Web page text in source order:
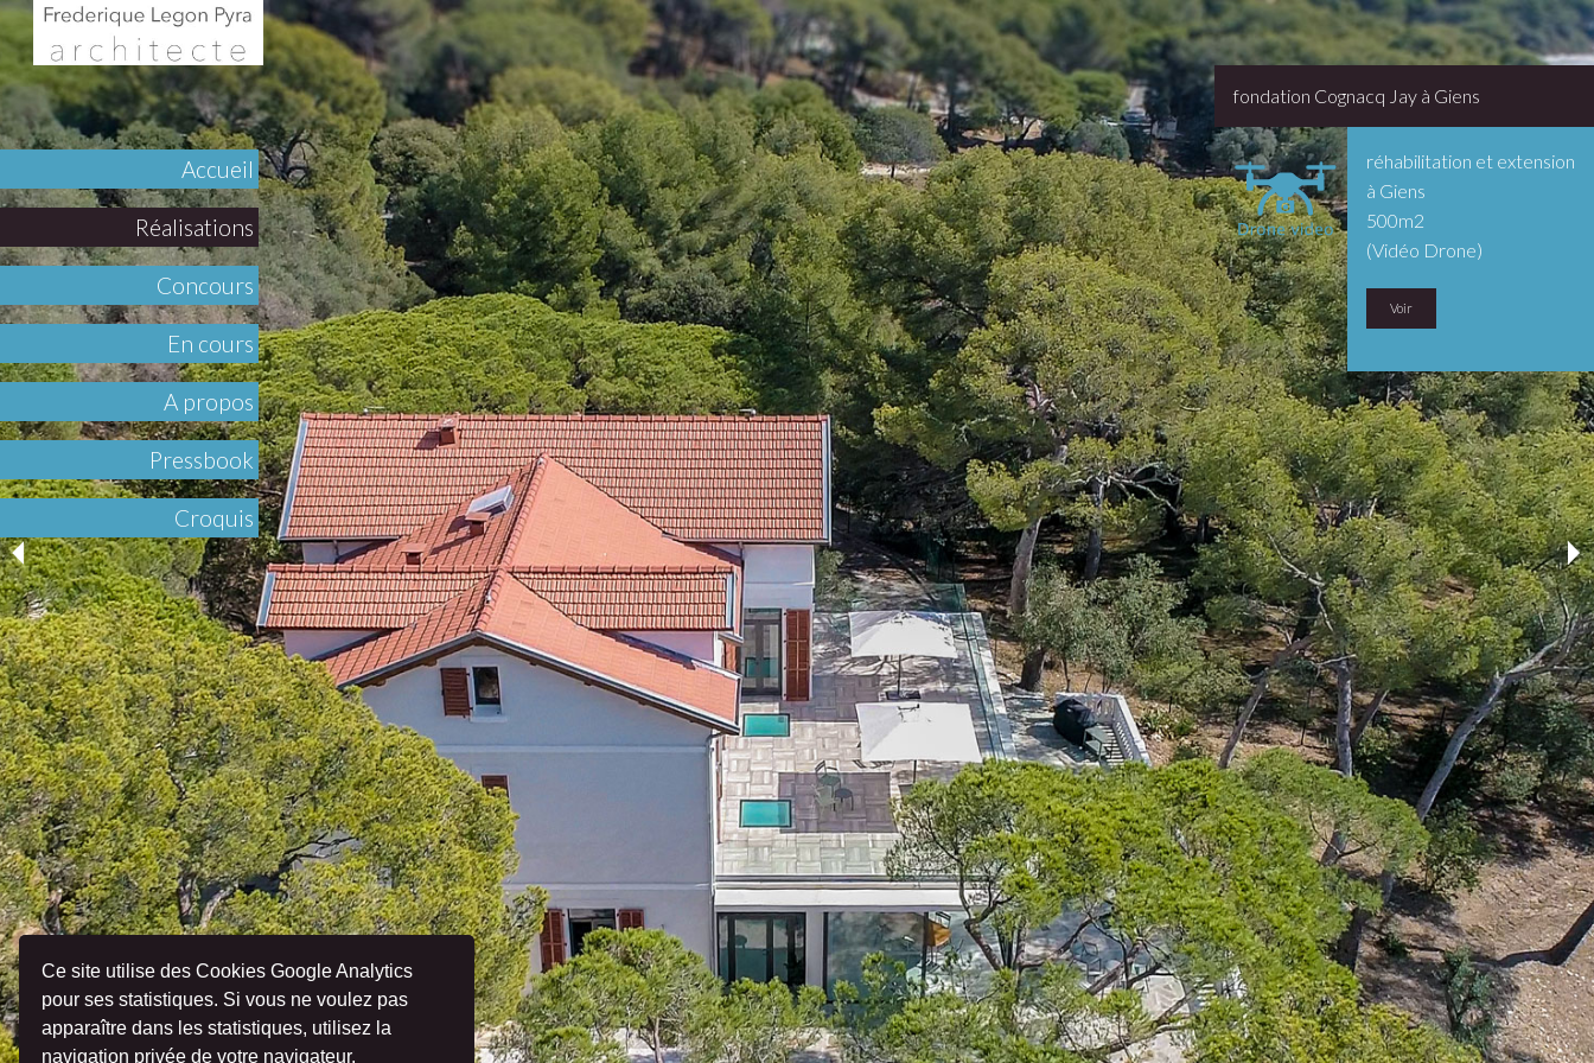
Ce site utilise des Cookies Google Analytics
pour ses statistiques. Si vous ne voulez pas
apparaître dans les statistiques, utilisez la
navigation privée de votre navigateur.
fondation Cognacq Jay à Giens
réhabilitation et extension
à Giens
500m2
(Vidéo Drone)
Voir
Accueil
Réalisations
Concours
En cours
A propos
Pressbook
Croquis